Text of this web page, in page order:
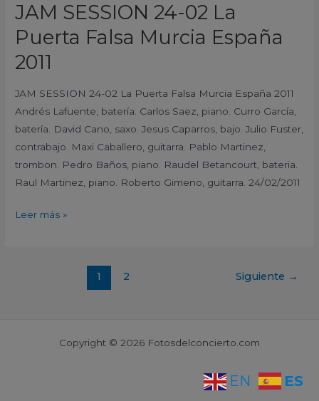
JAM SESSION 24-02 La
Puerta Falsa Murcia España
2011
JAM SESSION 24-02 La Puerta Falsa Murcia España 2011
Andrés Lafuente, batería. Carlos Saez, piano. Curro García,
batería. David Cano, saxo. Jesus Caparros, bajo. Julio Fuster,
contrabajo. Maxi Caballero, guitarra. Pablo Martinez,
trombon. Pedro Baños, piano. Raudel Betancourt, bateria.
Raul Martinez, piano. Roberto Gimeno, guitarra. 24/02/2011
Leer más »
1 2 Siguiente →
Copyright © 2026 Fotosdelconcierto.com
EN ES